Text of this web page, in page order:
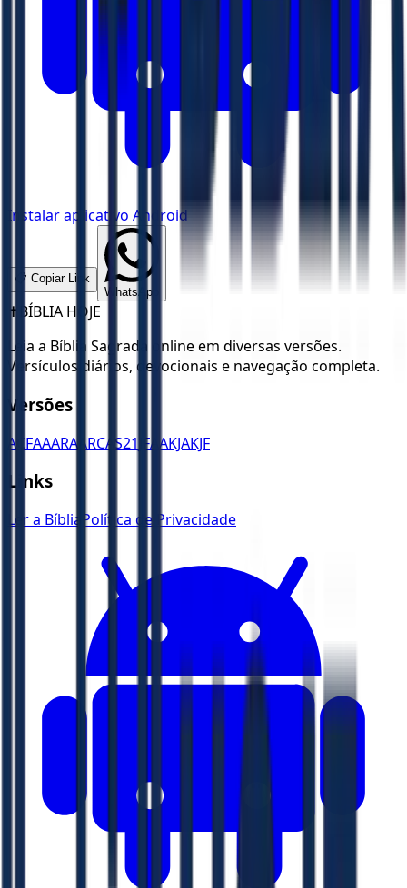
Instalar aplicativo Android
📋 Copiar Link
WhatsApp
✝️ BÍBLIA HOJE
Leia a Bíblia Sagrada online em diversas versões.
Versículos diários, devocionais e navegação completa.
Versões
ACFAAARA ARCAS21 JFAAKJAKJF
Links
Ler a Bíblia Política de Privacidade